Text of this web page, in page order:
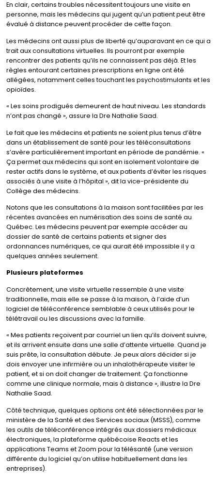
En clair, certains troubles nécessitent toujours une visite en
personne, mais les médecins qui jugent qu’un patient peut être
évalué à distance peuvent procéder de cette façon.
Les médecins ont aussi plus de liberté qu’auparavant en ce qui a
trait aux consultations virtuelles. Ils pourront par exemple
rencontrer des patients qu’ils ne connaissent pas déjà. Et les
règles entourant certaines prescriptions en ligne ont été
allégées, notamment celles touchant les psychostimulants et les
opioïdes.
« Les soins prodigués demeurent de haut niveau. Les standards
n’ont pas changé », assure la Dre Nathalie Saad.
Le fait que les médecins et patients ne soient plus tenus d’être
dans un établissement de santé pour les téléconsultations
s’avère particulièrement important en période de pandémie. «
Ça permet aux médecins qui sont en isolement volontaire de
rester actifs dans le système, et aux patients d’éviter les risques
associés à une visite à l’hôpital », dit la vice-présidente du
Collège des médecins.
Notons que les consultations à la maison sont facilitées par les
récentes avancées en numérisation des soins de santé au
Québec. Les médecins peuvent par exemple accéder au
dossier de santé de certains patients et signer des
ordonnances numériques, ce qui aurait été impossible il y a
quelques années seulement.
Plusieurs plateformes
Concrètement, une visite virtuelle ressemble à une visite
traditionnelle, mais elle se passe à la maison, à l’aide d’un
logiciel de téléconférence semblable à ceux utilisés pour le
télétravail ou les discussions avec la famille.
« Mes patients reçoivent par courriel un lien qu’ils doivent suivre,
et ils arrivent ensuite dans une salle d’attente virtuelle. Quand je
suis prête, la consultation débute. Je peux alors décider si je
dois envoyer une infirmière ou un inhalothérapeute visiter le
patient, et si on doit changer de traitement. Ça fonctionne
comme une clinique normale, mais à distance », illustre la Dre
Nathalie Saad.
Côté technique, quelques options ont été sélectionnées par le
ministère de la Santé et des Services sociaux (MSSS), comme
les outils de téléconférence intégrés aux dossiers médicaux
électroniques, la plateforme québécoise Reacts et les
applications Teams et Zoom pour la télésanté (une version
différente du logiciel qu’on utilise habituellement dans les
entreprises).